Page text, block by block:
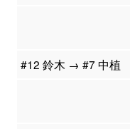
#12 鈴木 → #7 中植